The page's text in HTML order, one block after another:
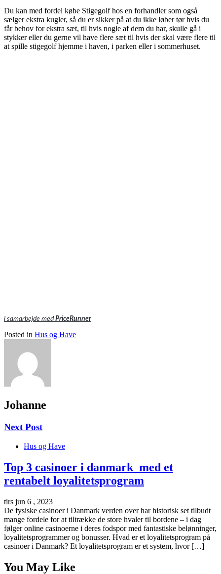
Du kan med fordel købe Stigegolf hos en forhandler som også
sælger ekstra kugler, så du er sikker på at du ikke løber tør hvis du
får behov for ekstra sæt, til hvis nogle af dem du har, skulle gå i
stykker eller du gerne vil have flere sæt til hvis der skal være flere til
at spille stigegolf hjemme i haven, i parken eller i sommerhuset.
i samarbejde med PriceRunner
Posted in Hus og Have
Johanne
Next Post
Hus og Have
Top 3 casinoer i danmark med et
rentabelt loyalitetsprogram
tirs jun 6 , 2023
De fysiske casinoer i Danmark verden over har historisk set tilbudt
mange fordele for at tiltrække de store hvaler til bordene – i dag
følger online casinoerne i deres fodspor med fantastiske belønninger,
loyalitetsprogrammer og bonusser. Hvad er et loyalitetsprogram på
casinoer i Danmark? Et loyalitetsprogram er et system, hvor […]
You May Like